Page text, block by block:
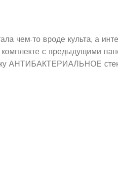
чем-то вроде культа, а
с предыдущими
АНТИБАКТЕРИАЛЬНОЕ